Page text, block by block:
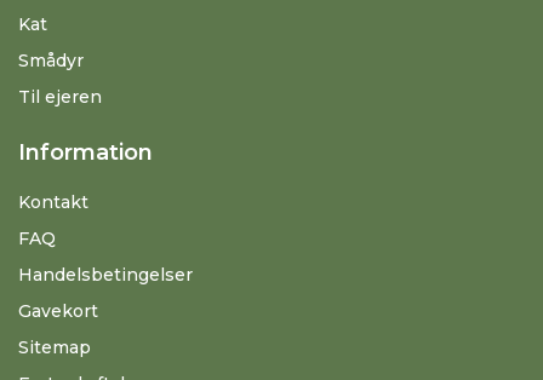
Kat
Smådyr
Til ejeren
Information
Kontakt
FAQ
Handelsbetingelser
Gavekort
Sitemap